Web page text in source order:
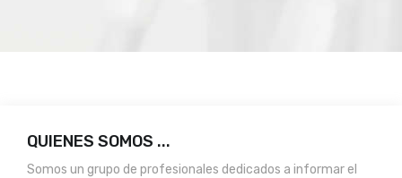
QUIENES SOMOS ...
Somos un grupo de profesionales dedicados a informar el